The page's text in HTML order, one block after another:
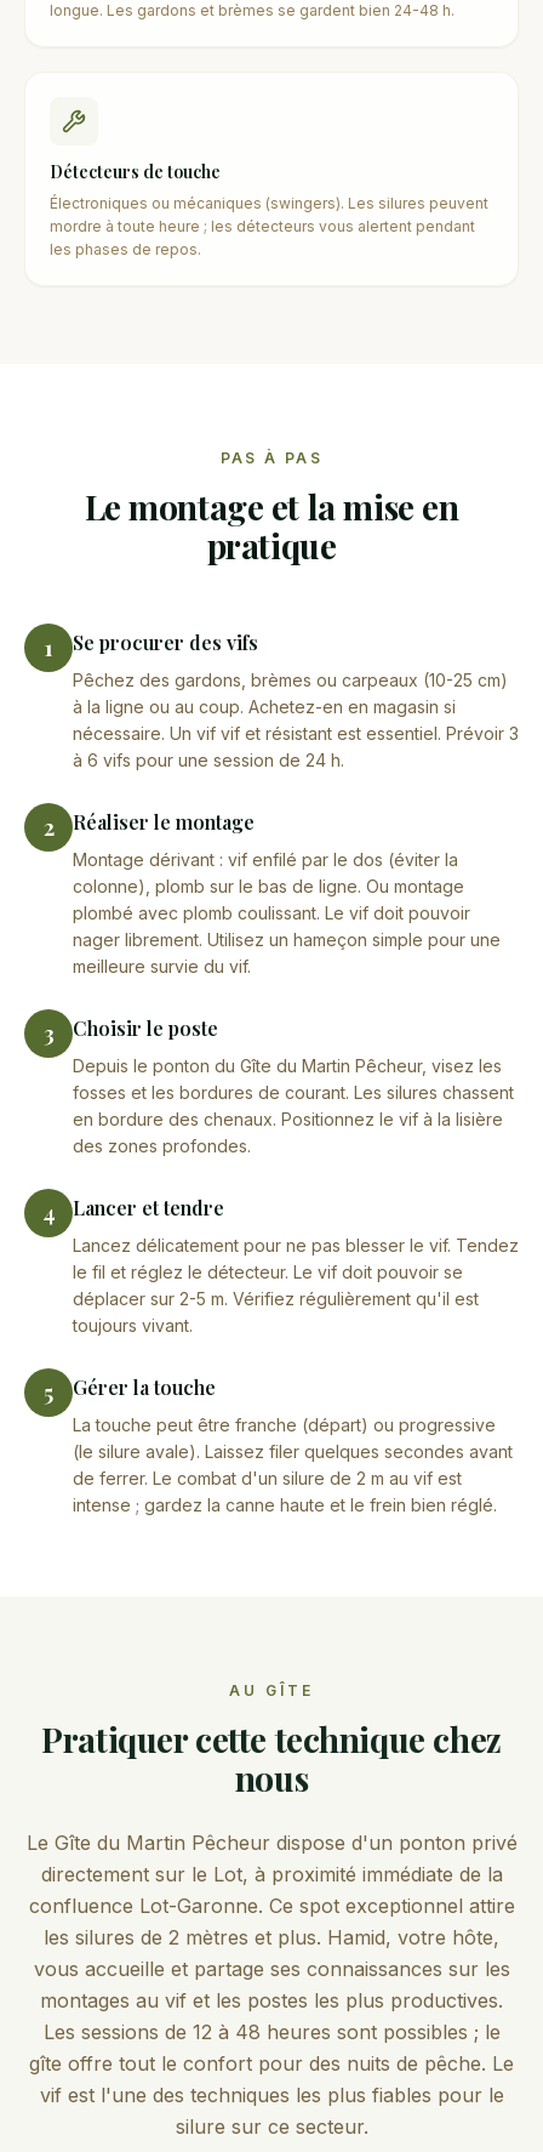
longue. Les gardons et brèmes se gardent bien 24-48 h.
Détecteurs de touche
Électroniques ou mécaniques (swingers). Les silures peuvent
mordre à toute heure ; les détecteurs vous alertent pendant
les phases de repos.
PAS À PAS
Le montage et la mise en
pratique
1 Se procurer des vifs
Pêchez des gardons, brèmes ou carpeaux (10-25 cm)
à la ligne ou au coup. Achetez-en en magasin si
nécessaire. Un vif vif et résistant est essentiel. Prévoir 3
à 6 vifs pour une session de 24 h.
2 Réaliser le montage
Montage dérivant : vif enfilé par le dos (éviter la
colonne), plomb sur le bas de ligne. Ou montage
plombé avec plomb coulissant. Le vif doit pouvoir
nager librement. Utilisez un hameçon simple pour une
meilleure survie du vif.
3 Choisir le poste
Depuis le ponton du Gîte du Martin Pêcheur, visez les
fosses et les bordures de courant. Les silures chassent
en bordure des chenaux. Positionnez le vif à la lisière
des zones profondes.
4 Lancer et tendre
Lancez délicatement pour ne pas blesser le vif. Tendez
le fil et réglez le détecteur. Le vif doit pouvoir se
déplacer sur 2-5 m. Vérifiez régulièrement qu'il est
toujours vivant.
5 Gérer la touche
La touche peut être franche (départ) ou progressive
(le silure avale). Laissez filer quelques secondes avant
de ferrer. Le combat d'un silure de 2 m au vif est
intense ; gardez la canne haute et le frein bien réglé.
AU GÎTE
Pratiquer cette technique chez
nous
Le Gîte du Martin Pêcheur dispose d'un ponton privé
directement sur le Lot, à proximité immédiate de la
confluence Lot-Garonne. Ce spot exceptionnel attire
les silures de 2 mètres et plus. Hamid, votre hôte,
vous accueille et partage ses connaissances sur les
montages au vif et les postes les plus productives.
Les sessions de 12 à 48 heures sont possibles ; le
gîte offre tout le confort pour des nuits de pêche. Le
vif est l'une des techniques les plus fiables pour le
silure sur ce secteur.